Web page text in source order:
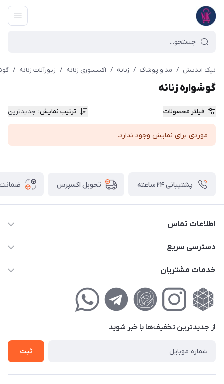
نیک اندیش / مد و پوشاک / زنانه / اکسسوری زنانه / زیورآلات زنانه /
گوشواره زنانه
فیلتر محصولات ترتیب نمایش: جدیدترین
موردی برای نمایش وجود ندارد.
پشتیبانی ۲۴ ساعته تحویل اکسپرس ضمانت
اطلاعات تماس
02177111474
کوچه گلریز 4 غربی ، پلاک 13
دسترسی سریع
حساب کاربری
لیست محصولات
خدمات مشتریان
راهنمای‌خرید‌آنلاین
حریم خصوصی
فروش‌اقساطی
از جدید‌ترین تخفیف‌ها با‌ خبر شوید
ثبت